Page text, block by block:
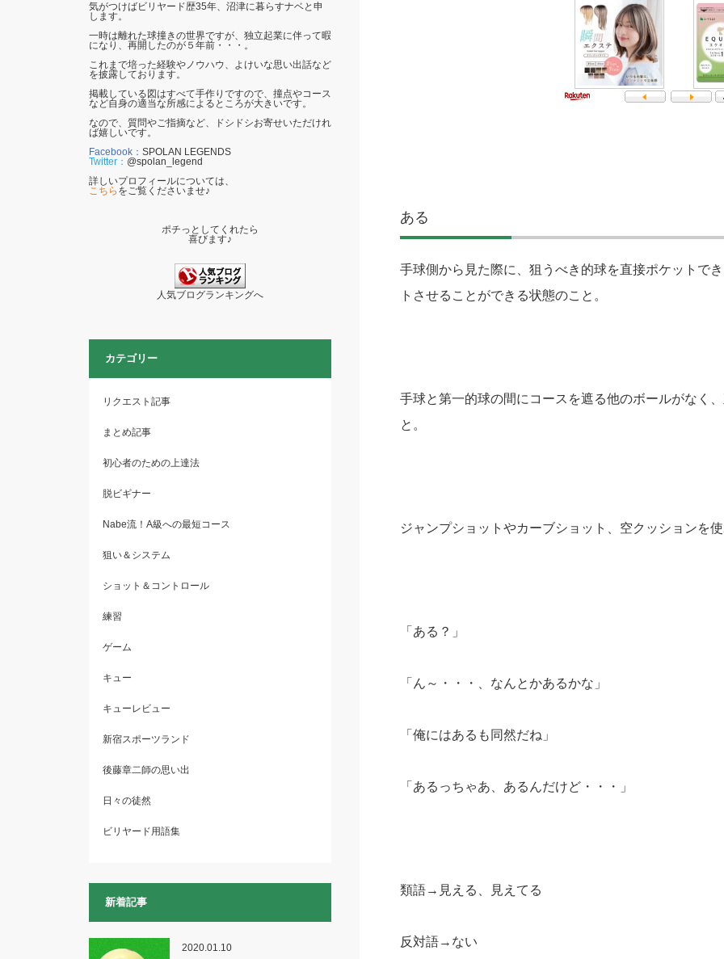
ある
手球側から見た際に、狙うべき的球を直接ポケットで
トさせることができる状態のこと。
手球と第一的球の間にコースを遮る他のボールがなく
と。
ジャンプショットやカーブショット、空クッションを
「ある？」
「ん～・・・、なんとかあるかな」
「俺にはあるも同然だね」
「あるっちゃあ、あるんだけど・・・」
類語→見える、見えてる
反対語→ない
気がつけばビリヤード歴35年、沼津に暮らすナベと申
します。
一時は離れた球撞きの世界ですが、独立起業に伴って暇
になり、再開したのが５年前・・・。
これまで培った経験やノウハウ、よけいな思い出話など
を披露しております。
掲載している図はすべて手作りですので、撞点やコース
など自身の適当な所感によるところが大きいです。
なので、質問やご指摘など、ドシドシお寄せいただけれ
ば嬉しいです。
Facebook： SPOLAN LEGENDS
Twitter： @spolan_legend
詳しいプロフィールについては、
こちら をご覧くださいませ♪
ポチっとしてくれたら
喜びます♪
人気ブログランキングへ
カテゴリー
リクエスト記事
まとめ記事
初心者のための上達法
脱ビギナー
Nabe流！A級への最短コース
狙い＆システム
ショット＆コントロール
練習
ゲーム
キュー
キューレビュー
新宿スポーツランド
後藤章二師の思い出
日々の徒然
ビリヤード用語集
新着記事
2020.01.10